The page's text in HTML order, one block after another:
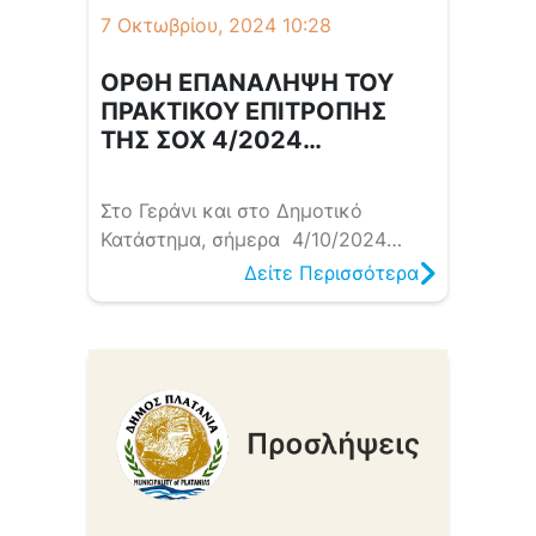
«Προώθηση […]
7 Οκτωβρίου, 2024 10:28
ΟΡΘΗ ΕΠΑΝΑΛΗΨΗ ΤΟΥ
ΠΡΑΚΤΙΚΟΥ ΕΠΙΤΡΟΠΗΣ
ΤΗΣ ΣΟΧ 4/2024
ΠΡΟΣΛΗΨΗΣ ΕΠΟΧΙΑΚΟΥ
ΠΡΟΣΩΠΙΚΟΥ ΟΡΙΣΜΕΝΟΥ
ΧΡΟΝΟΥ
Στο Γεράνι και στο Δημοτικό
Κατάστημα, σήμερα 4/10/2024
ημέρα Παρασκευή και ώρα 08:30
συνήλθε η Επιτροπή που
απόφαση του Δημάρχου,
δικαιολογητικά και να καταρτίσει
τους πίνακες κατάταξης των
υποψηφίων της ΣΟΧ 4/2024
προκήρυξης του Δήμου Πλατανιά
Δείτε Περισσότερα